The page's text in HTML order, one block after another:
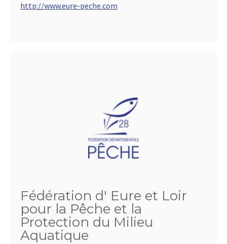
http://www.eure-peche.com
Fédération d' Eure et Loir
pour la Pêche et la
Protection du Milieu
Aquatique